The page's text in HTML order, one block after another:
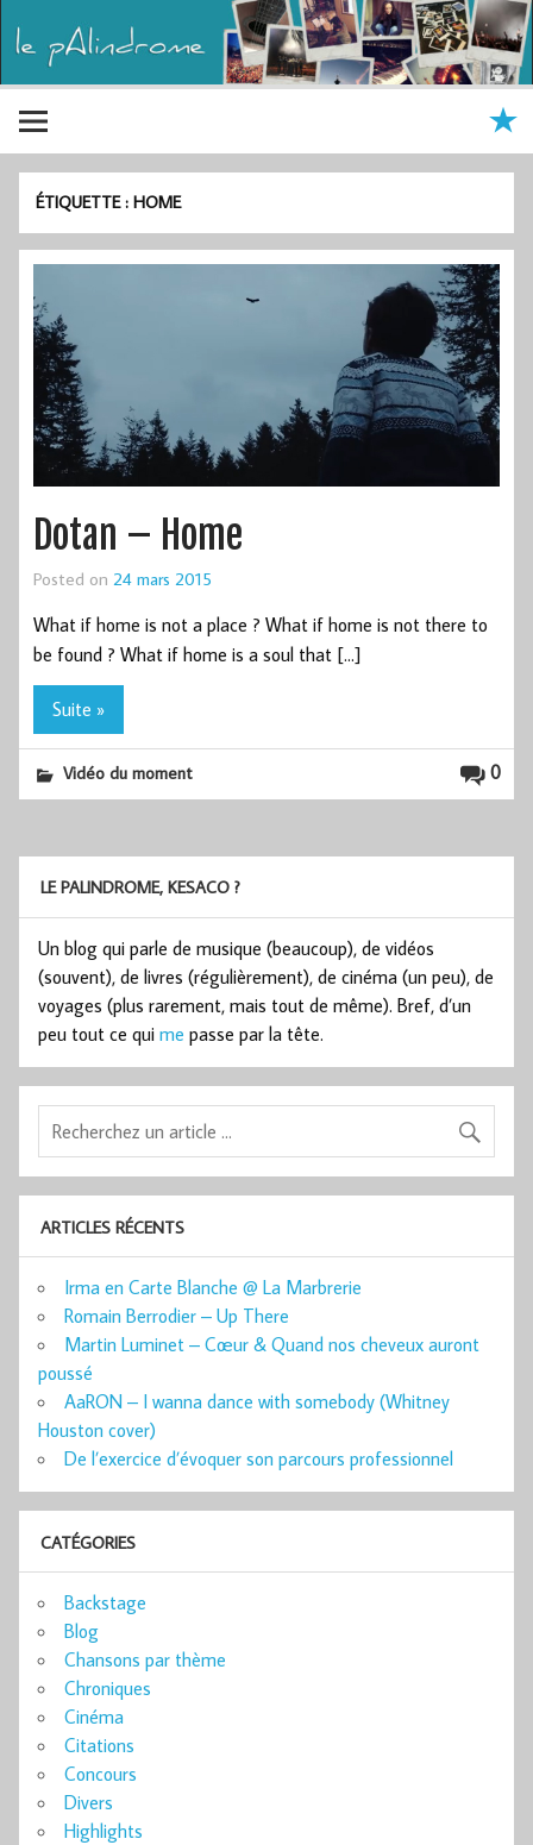
ÉTIQUETTE :HOME
Dotan – Home
Posted on 24 mars 2015
What if home is not a place ? What if home is not there to
be found ? What if home is a soul that […]
Suite »
0
Vidéo du moment
LE PALINDROME, KESACO ?
Un blog qui parle de musique (beaucoup), de vidéos
(souvent), de livres (régulièrement), de cinéma (un peu), de
voyages (plus rarement, mais tout de même). Bref, d’un
peu tout ce qui me passe par la tête.
ARTICLES RÉCENTS
Irma en Carte Blanche @ La Marbrerie
Romain Berrodier – Up There
Martin Luminet – Cœur & Quand nos cheveux auront
poussé
AaRON – I wanna dance with somebody (Whitney
Houston cover)
De l’exercice d’évoquer son parcours professionnel
CATÉGORIES
Backstage
Blog
Chansons par thème
Chroniques
Cinéma
Citations
Concours
Divers
Highlights